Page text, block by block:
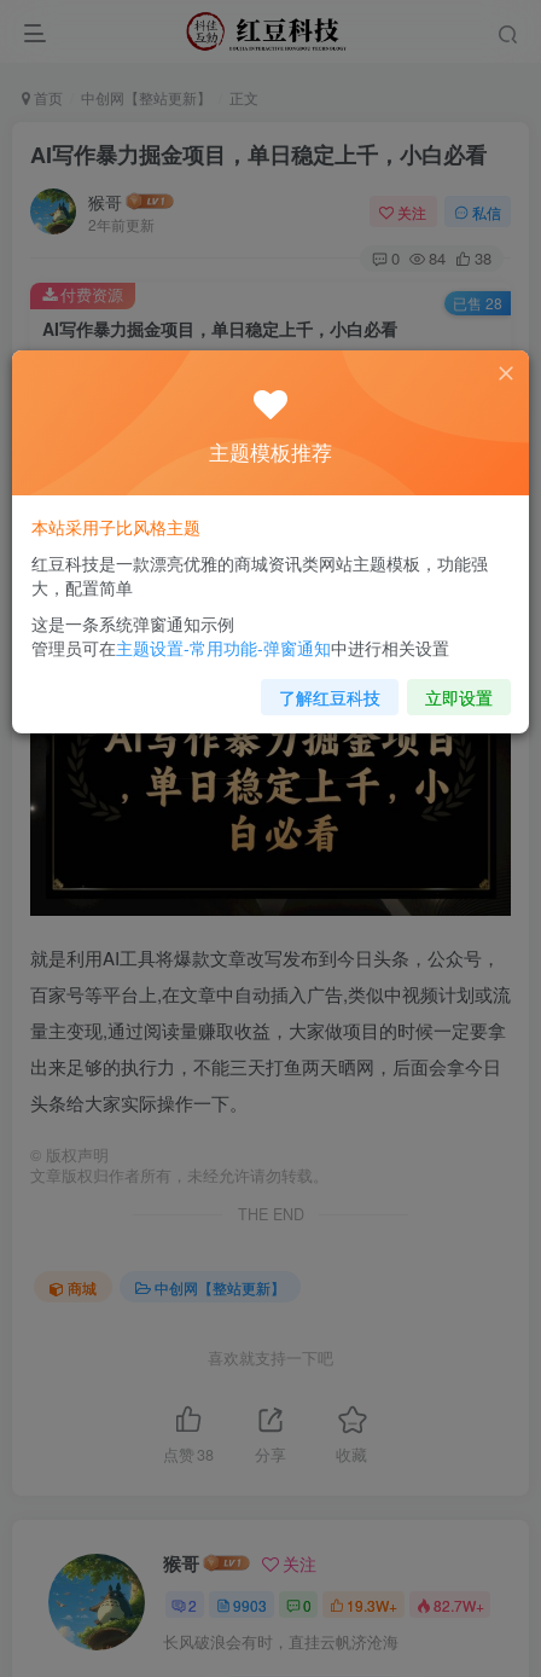
首页 中创网【整站更新】 正文
AI写作暴力掘金项目，单日稳定上千，小白必看
猴哥
2年前更新
关注 私信
0 84 38
AI写作暴力掘金项目，单日稳定上千，小白必看
此内容为付费资源，请付费后查看
9.9
免费
付费资源 已售 28
AI写作暴力掘金项目，单日稳定上千，小白必看
就是利用AI工具将爆款文章改写发布到今日头条，公众号，
百家号等平台上,在文章中自动插入广告,类似中视频计划或流
量主变现,通过阅读量赚取收益，大家做项目的时候一定要拿
出来足够的执行力，不能三天打鱼两天晒网，后面会拿今日
头条给大家实际操作一下。
© 版权声明
文章版权归作者所有，未经允许请勿转载。
THE END
商城 中创网【整站更新】
喜欢就支持一下吧
点赞 38 分享 收藏
猴哥 关注
2 9903 0 19.3W+ 82.7W+
长风破浪会有时，直挂云帆济沧海
主题模板推荐
本站采用子比风格主题
红豆科技是一款漂亮优雅的商城资讯类网站主题模板，功能强
大，配置简单
这是一条系统弹窗通知示例
管理员可在主题设置-常用功能-弹窗通知中进行相关设置
了解红豆科技 立即设置